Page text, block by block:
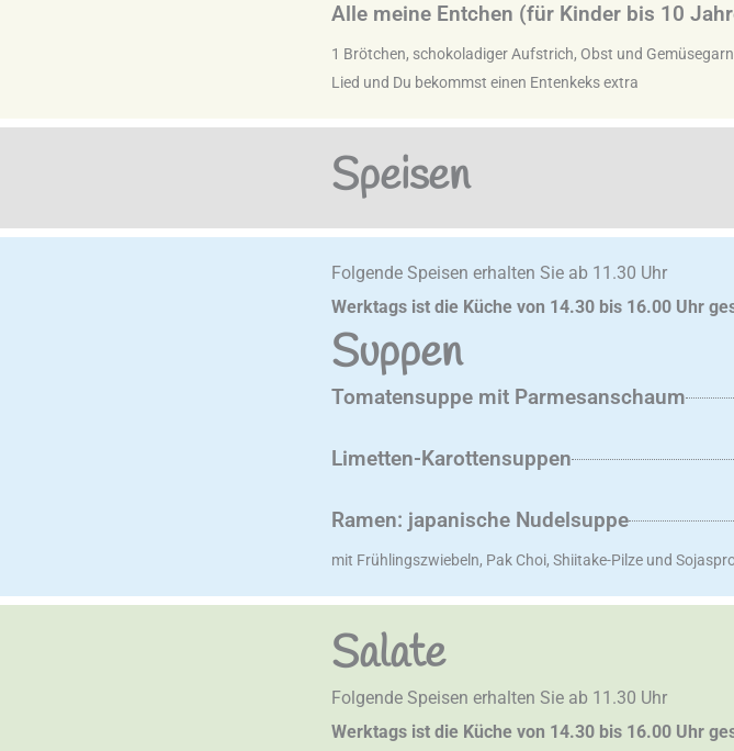
Alle meine Entchen (für Kinder bis 10
1 Brötchen, schokoladiger Aufstrich, Obst und
Lied und Du bekommst einen Entenkeks extra
Speisen
Folgende Speisen erhalten Sie ab 11.30 Uhr
Werktags ist die Küche von 14.30 bis 16.00 Uhr
Suppen
Tomatensuppe mit Parmesanschaum
Limetten-Karottensuppen
Ramen: japanische Nudelsuppe
mit Frühlingszwiebeln, Pak Choi, Shiitake-Pilze und
Salate
Folgende Speisen erhalten Sie ab 11.30 Uhr
Werktags ist die Küche von 14.30 bis 16.00 Uhr